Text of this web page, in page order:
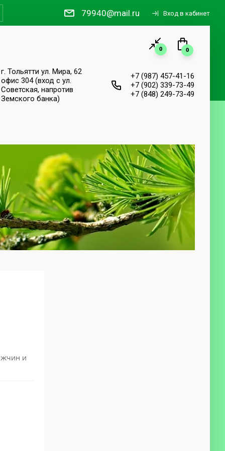
79940@mail.ru Вход в кабинет
г. Тольятти ул. Мира, 62
офис 304 (вход с ул.
Советская, напротив
Земского банка)
+7 (987) 457-41-16
+7 (902) 339-73-49
+7 (848) 249-73-49
0 0
и